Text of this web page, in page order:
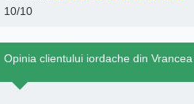
10/10
Opinia clientului iordache din